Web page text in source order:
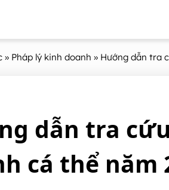
» Pháp lý kinh doanh » Hướng dẫn tra
dẫn tra
cá thể năm